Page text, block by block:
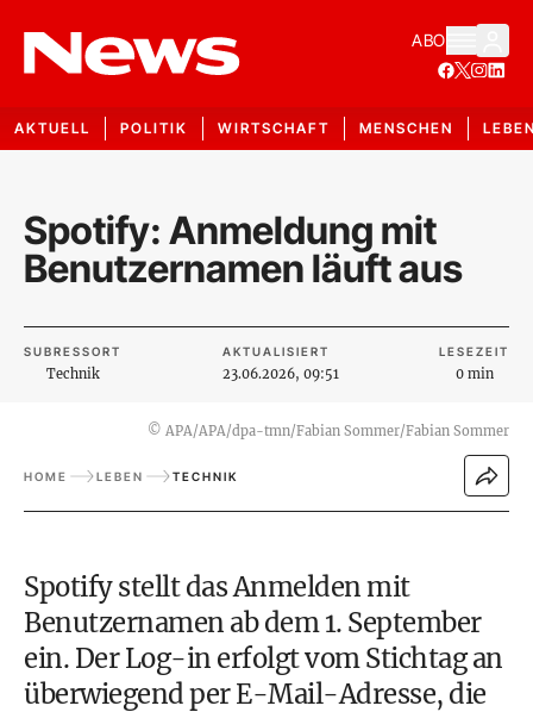
ABO
AKTUELL POLITIK WIRTSCHAFT MENSCHEN
Spotify: Anmeldung mit
Benutzernamen läuft aus
SUBRESSORT
Technik
AKTUALISIERT
23.06.2026, 09:51
LESEZEIT
0 min
© APA/APA/dpa-tmn/Fabian Sommer/Fabian Sommer
HOME LEBEN TECHNIK
Spotify stellt das Anmelden mit
Benutzernamen ab dem 1. September
ein. Der Log-in erfolgt vom Stichtag an
überwiegend per E-Mail-Adresse, die